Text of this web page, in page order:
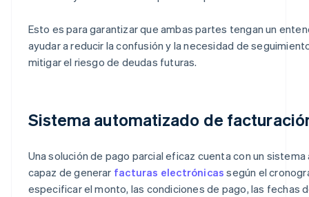
Esto es para garantizar que ambas partes tengan un
ayudar a reducir la confusión y la necesidad de
mitigar el riesgo de deudas futuras.
Sistema automatizado de
Una solución de pago parcial eficaz cuenta con un
capaz de generar facturas electrónicas según el
especificar el monto, las condiciones de pago, las fechas